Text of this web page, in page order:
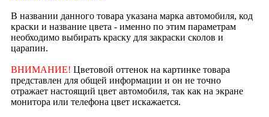
В названии данного товара указана марка автомобиля, код
краски и название цвета - именно по этим параметрам
необходимо выбирать краску для закраски сколов и
царапин.
ВНИМАНИЕ! Цветовой оттенок на картинке товара
представлен для общей информации и он не точно
отражает настоящий цвет автомобиля, так как на экране
монитора или телефона цвет искажается.